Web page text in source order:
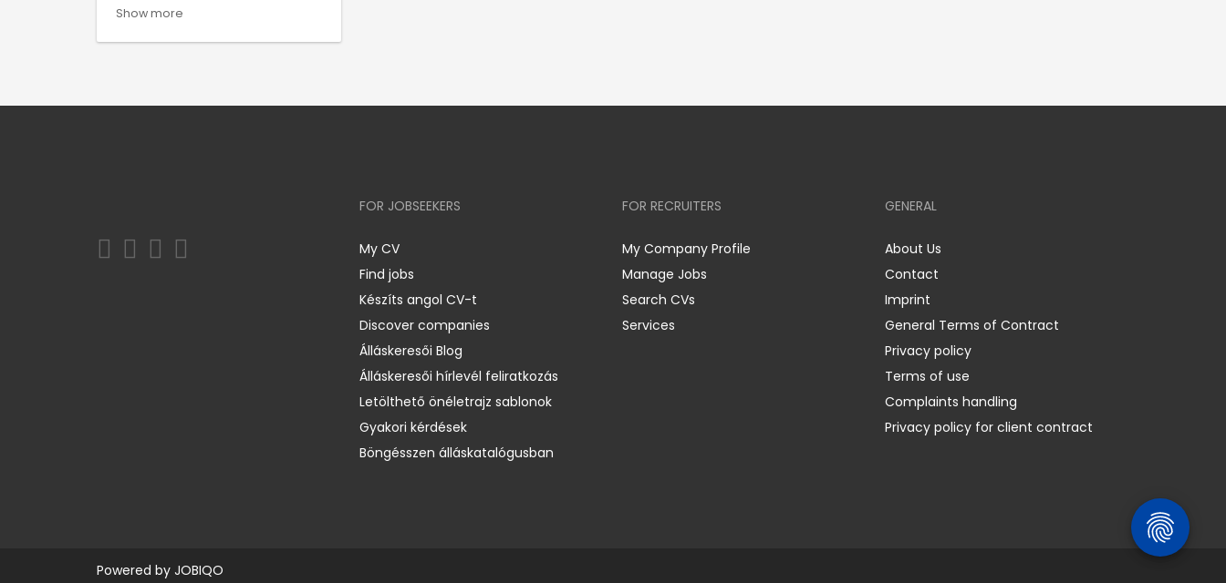
Show more
FOR JOBSEEKERS
My CV
Find jobs
Készíts angol CV-t
Discover companies
Álláskeresői Blog
Álláskeresői hírlevél feliratkozás
Letölthető önéletrajz sablonok
Gyakori kérdések
Böngésszen álláskatalógusban
FOR RECRUITERS
My Company Profile
Manage Jobs
Search CVs
Services
GENERAL
About Us
Contact
Imprint
General Terms of Contract
Privacy policy
Terms of use
Complaints handling
Privacy policy for client contract
Powered by JOBIQO